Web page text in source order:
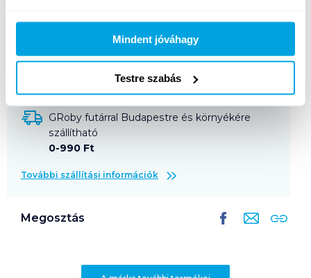
Mindent jóváhagy
Testre szabás
0,5 mm HB T12termékhez:
HB 0,5 mm vastagságú grafitbél. Nagy
törésszilárdság. 12 szál/ doboz.
GRoby futárral Budapestre és környékére
szállítható
0-990 Ft
További szállítási információk
Megosztás